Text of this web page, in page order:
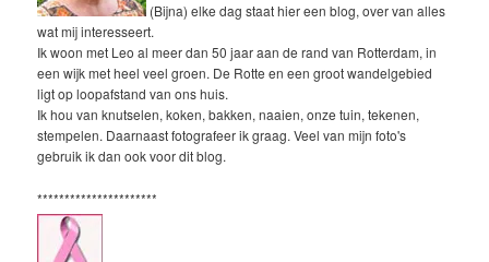
(Bijna) elke dag staat hier een blog, over van alles
wat mij interesseert.
Ik woon met Leo al meer dan 50 jaar aan de rand van Rotterdam, in
een wijk met heel veel groen. De Rotte en een groot wandelgebied
ligt op loopafstand van ons huis.
Ik hou van knutselen, koken, bakken, naaien, onze tuin, tekenen,
stempelen. Daarnaast fotografeer ik graag. Veel van mijn foto's
gebruik ik dan ook voor dit blog.
**********************